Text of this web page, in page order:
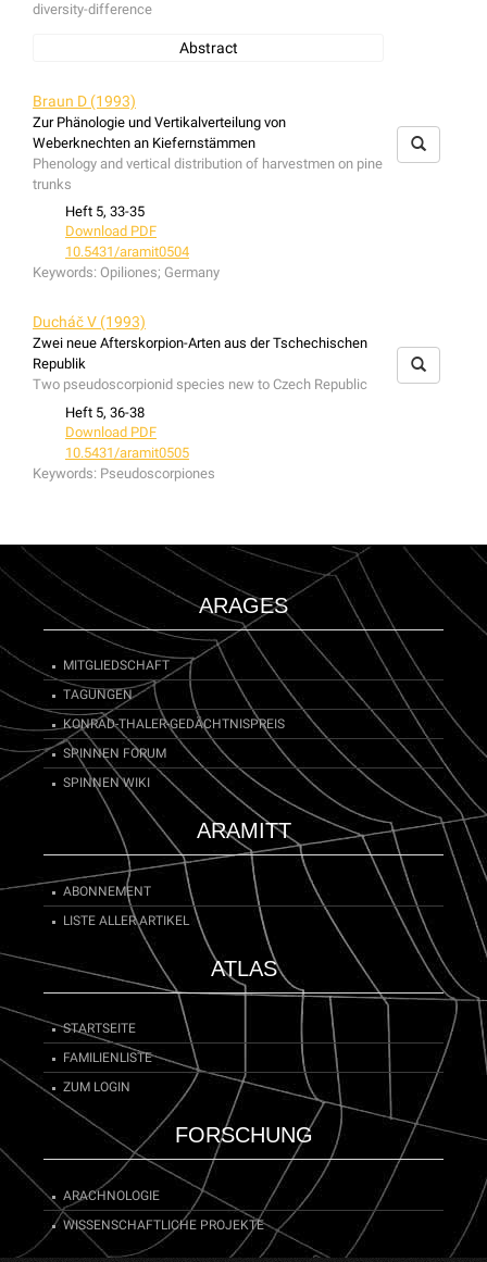
diversity-difference
Abstract
mulching soil tilling was investigated and compared.
Mulching treatment results in a spider community that is
richer in species and in numbers. Many species found
are typical for dry habitats and represent characteristic
species of the Kaiserstuhl area.
Braun D (1993)
Zur Phänologie und Vertikalverteilung von
Weberknechten an Kiefernstämmen
Phenology and vertical distribution of harvestmen on pine
trunks
Heft 5, 33-35
Download PDF
10.5431/aramit0504
Keywords: Opiliones; Germany
Ducháč V (1993)
Zwei neue Afterskorpion-Arten aus der Tschechischen
Republik
Two pseudoscorpionid species new to Czech Republic
Heft 5, 36-38
Download PDF
10.5431/aramit0505
Keywords: Pseudoscorpiones
ARAGES
MITGLIEDSCHAFT
TAGUNGEN
KONRAD-THALER-GEDÄCHTNISPREIS
SPINNEN FORUM
SPINNEN WIKI
ARAMITT
ABONNEMENT
LISTE ALLER ARTIKEL
ATLAS
STARTSEITE
FAMILIENLISTE
ZUM LOGIN
FORSCHUNG
ARACHNOLOGIE
WISSENSCHAFTLICHE PROJEKTE